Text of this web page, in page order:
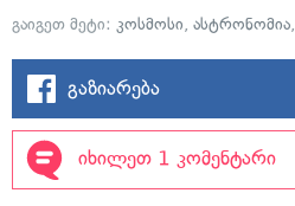
გაიგეთ მეტი: კოსმოსი, ასტრონომია,
გაზიარება
იხილეთ 1 კომენტარი